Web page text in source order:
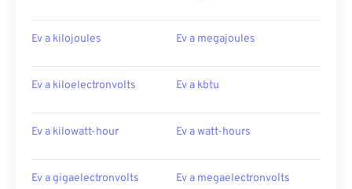
Ev a kilojoules Ev a megajoules
Ev a kiloelectronvolts Ev a kbtu
Ev a kilowatt-hour Ev a watt-hours
Ev a gigaelectronvolts Ev a megaelectronvolts